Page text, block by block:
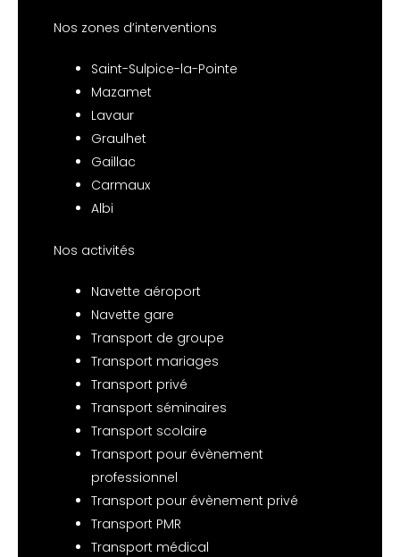
Nos zones d’interventions
Saint-Sulpice-la-Pointe
Mazamet
Lavaur
Graulhet
Gaillac
Carmaux
Albi
Nos activités
Navette aéroport
Navette gare
Transport de groupe
Transport mariages
Transport privé
Transport séminaires
Transport scolaire
Transport pour évènement
professionnel
Transport pour évènement privé
Transport PMR
Transport médical